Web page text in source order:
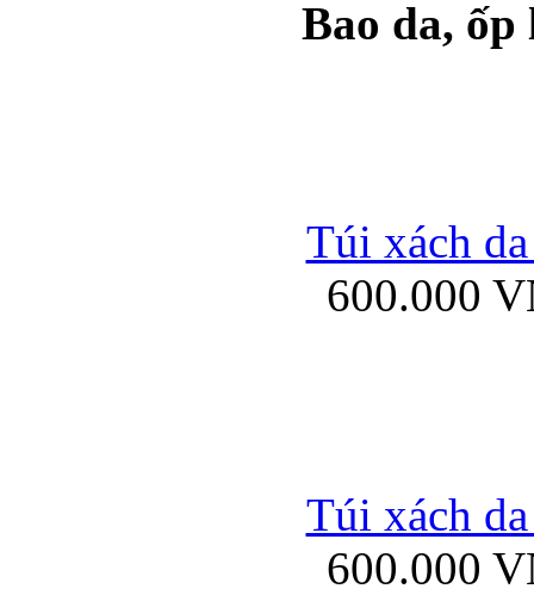
Ốp lưng silicon
Ốp lưng Samsung
Bao da,
Túi xách
600.000
Túi xách
600.000